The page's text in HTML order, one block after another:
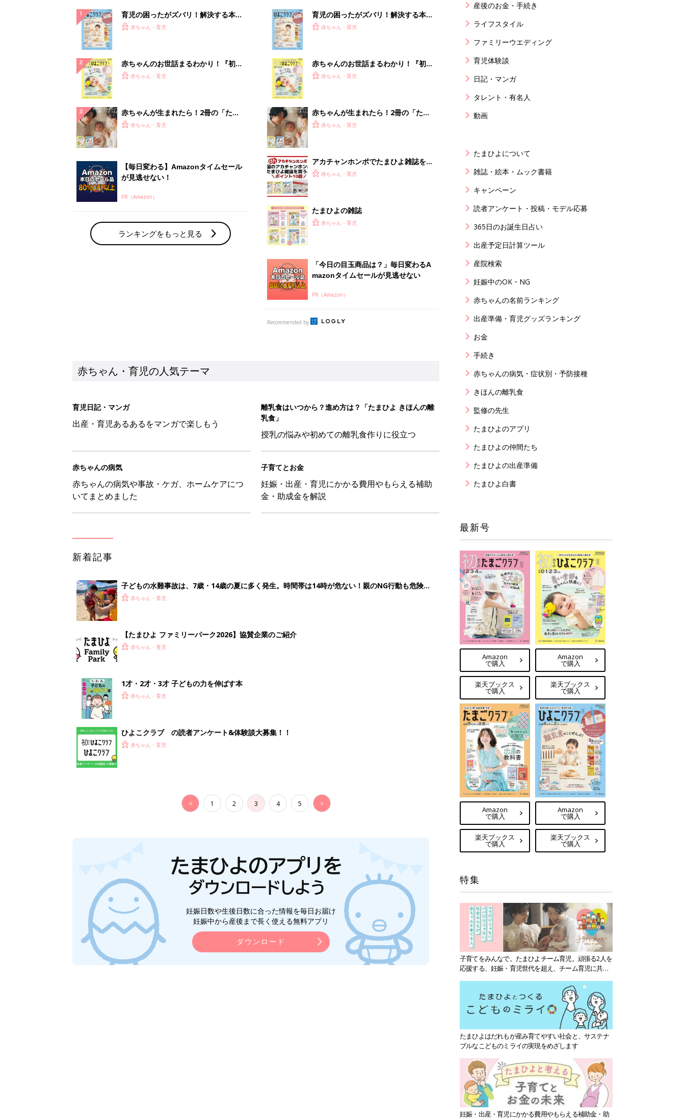
育児の困ったがズバリ！解決する本
『ひよこクラブ 秋号』 4カ月～2才
赤ちゃん・育児
赤ちゃんのお世話まるわかり！『初め
てのひよこクラブ 夏号』〈巻頭大特
赤ちゃん・育児
赤ちゃんが生まれたら！2冊の「たま
ひよ」
赤ちゃん・育児
【毎日変わる】Amazonタイムセール
が見逃せない！
PR（Amazon）
ランキングをもっと見る
育児の困ったがズバリ！解決する本
『ひよこクラブ 秋号』 4カ月～2才
赤ちゃん・育児
赤ちゃんのお世話まるわかり！『初め
てのひよこクラブ 夏号』〈巻頭大特
赤ちゃん・育児
赤ちゃんが生まれたら！2冊の「たま
ひよ」
赤ちゃん・育児
アカチャンホンポでたまひよ雑誌を買
うとポイント10倍【期間限定】
赤ちゃん・育児
たまひよの雑誌
赤ちゃん・育児
「今日の目玉商品は？」毎日変わるA
mazonタイムセールが見逃せない
PR（Amazon）
Recommended by
赤ちゃん・育児の人気テーマ
育児日記・マンガ
出産・育児あるあるをマンガで楽しもう
離乳食はいつから？進め方は？「たまひよ きほんの離
乳食」
授乳の悩みや初めての離乳食作りに役立つ
赤ちゃんの病気
赤ちゃんの病気や事故・ケガ、ホームケアにつ
いてまとめました
子育てとお金
妊娠・出産・育児にかかる費用やもらえる補助
金・助成金を解説
新着記事
子どもの水難事故は、7歳・14歳の夏に多く発生。時間帯は14時が危ない！親のNG行動も危険を
まねく【専門家】
赤ちゃん・育児
【たまひよ ファミリーパーク2026】協賛企業のご紹介
赤ちゃん・育児
1才・2才・3才 子どもの力を伸ばす本
赤ちゃん・育児
ひよこクラブ の読者アンケート&体験談大募集！！
赤ちゃん・育児
< 1 2 3 4 5 >
妊娠日数や生後日数に合った情報を毎日お届け
妊娠中から産後まで長く使える無料アプリ
ダウンロード
産後のお金・手続き
ライフスタイル
ファミリーウエディング
育児体験談
日記・マンガ
タレント・有名人
動画
たまひよについて
雑誌・絵本・ムック書籍
キャンペーン
読者アンケート・投稿・モデル応募
365日のお誕生日占い
出産予定日計算ツール
産院検索
妊娠中のOK・NG
赤ちゃんの名前ランキング
出産準備・育児グッズランキング
お金
手続き
赤ちゃんの病気・症状別・予防接種
きほんの離乳食
監修の先生
たまひよのアプリ
たまひよの仲間たち
たまひよの出産準備
たまひよ白書
最新号
Amazon
で購入
楽天ブックス
で購入
Amazon
で購入
楽天ブックス
で購入
Amazon
で購入
楽天ブックス
で購入
Amazon
で購入
楽天ブックス
で購入
特集
子育てをみんなで。たまひよチーム育児。頑張る2人を
応援する、妊娠・育児世代を超え、チーム育児に共感
たまひよはだれもが産み育てやすい社会と、サステナ
ブルなこどものミライの実現をめざします
妊娠・出産・育児にかかる費用やもらえる補助金・助